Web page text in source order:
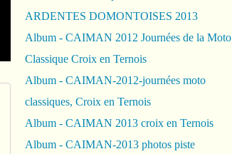
ARDENTES DOMONTOISES 2013
Album - CAIMAN 2012 Journées de la Moto
Classique Croix en Ternois
Album - CAIMAN-2012-journées moto
classiques, Croix en Ternois
Album - CAIMAN 2013 croix en Ternois
Album - CAIMAN-2013 photos piste